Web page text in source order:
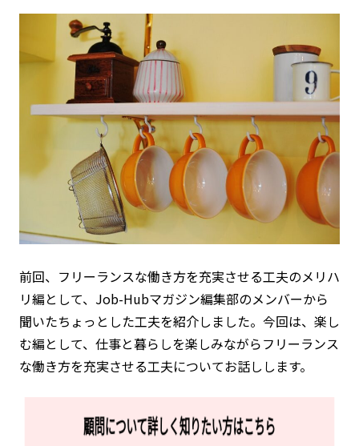
前回、フリーランスな働き方を充実させる工夫のメリハ
リ編として、Job-Hubマガジン編集部のメンバーから
聞いたちょっとした工夫を紹介しました。今回は、楽し
む編として、仕事と暮らしを楽しみながらフリーランス
な働き方を充実させる工夫についてお話しします。